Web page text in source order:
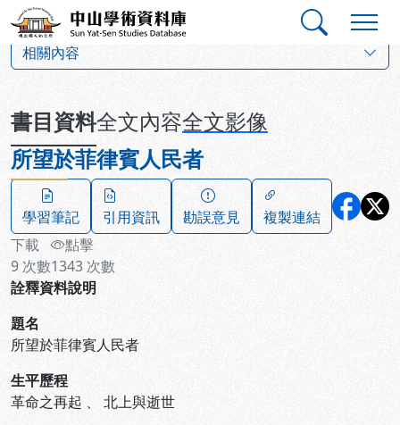
跳到主要內容
中山學術資料庫
相關內容
書目資料全文內容全文影像
所望於菲律賓人民者
學習筆記 引用資訊 勘誤意見
複製連結
下載
9 次數
點擊
1343 次數
詮釋資料說明
題名
所望於菲律賓人民者
生平歷程
革命之再起 、 北上與逝世